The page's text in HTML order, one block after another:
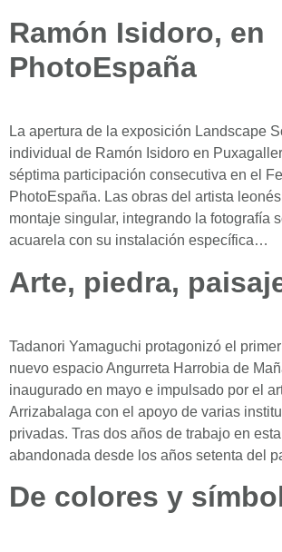
Ramón Isidoro, en
PhotoEspaña
La apertura de la exposición Landscape
individual de Ramón Isidoro en
séptima participación consecutiva en el
PhotoEspaña. Las obras del artista
montaje singular, integrando la fotografía
acuarela con su instalación específica…
Arte, piedra,
Tadanori Yamaguchi protagonizó el
nuevo espacio Angurreta Harrobia de
inaugurado en mayo e impulsado por el
Arrizabalaga con el apoyo de varias
privadas. Tras dos años de trabajo en
abandonada desde los años setenta del
De colores y